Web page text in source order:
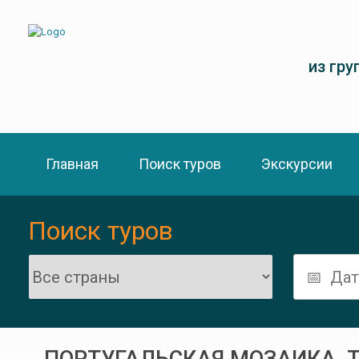
из
Главная Поиск туров Экскурсии
Поиск туров